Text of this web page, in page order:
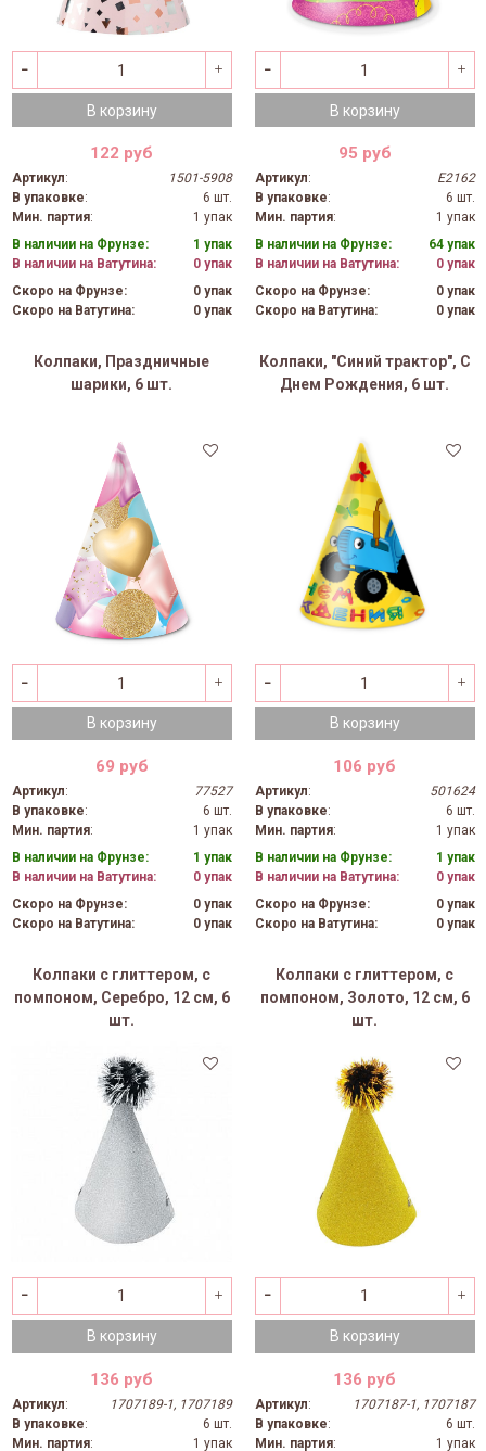
В корзину
122 руб
Артикул:
1501-5908
В упаковке:
6 шт.
Мин. партия:
1 упак
В наличии на Фрунзе:
1 упак
В наличии на Ватутина:
0 упак
Скоро на Фрунзе:
0 упак
Скоро на Ватутина:
0 упак
В корзину
95 руб
Артикул:
E2162
В упаковке:
6 шт.
Мин. партия:
1 упак
В наличии на Фрунзе:
64 упак
В наличии на Ватутина:
0 упак
Скоро на Фрунзе:
0 упак
Скоро на Ватутина:
0 упак
Колпаки, Праздничные
шарики, 6 шт.
В корзину
69 руб
Артикул:
77527
В упаковке:
6 шт.
Мин. партия:
1 упак
В наличии на Фрунзе:
1 упак
В наличии на Ватутина:
0 упак
Скоро на Фрунзе:
0 упак
Скоро на Ватутина:
0 упак
Колпаки, "Синий трактор", С
Днем Рождения, 6 шт.
В корзину
106 руб
Артикул:
501624
В упаковке:
6 шт.
Мин. партия:
1 упак
В наличии на Фрунзе:
1 упак
В наличии на Ватутина:
0 упак
Скоро на Фрунзе:
0 упак
Скоро на Ватутина:
0 упак
Колпаки с глиттером, с
помпоном, Серебро, 12 см, 6
шт.
В корзину
136 руб
Артикул:
1707189-1, 1707189
В упаковке:
6 шт.
Мин. партия:
1 упак
Колпаки с глиттером, с
помпоном, Золото, 12 см, 6
шт.
В корзину
136 руб
Артикул:
1707187-1, 1707187
В упаковке:
6 шт.
Мин. партия:
1 упак